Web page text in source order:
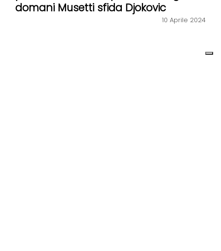
domani Musetti sfida Djokovic
10 Aprile 2024